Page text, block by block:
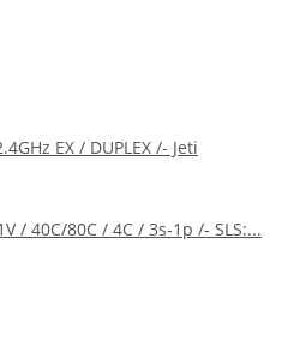
EX / DUPLEX /- Jeti